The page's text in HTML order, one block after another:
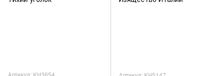
Артикул: КН3654